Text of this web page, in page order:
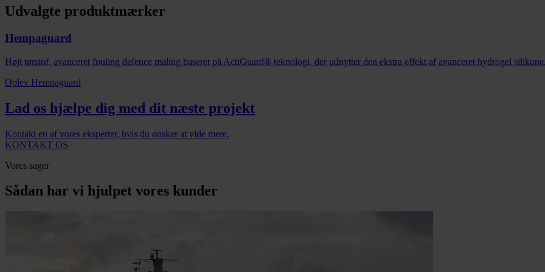
Udvalgte produktmærker
Hempaguard
Højt tørstof, avanceret fouling defence maling baseret på ActiGuard® teknologi, der udnytter den ekstra effekt af avanceret hydrogel
Oplev Hempaguard
Lad os hjælpe dig med dit næste projekt
Kontakt en af vores eksperter, hvis du ønsker at vide mere.
KONTAKT OS
Vores sager
Sådan har vi hjulpet vores kunder